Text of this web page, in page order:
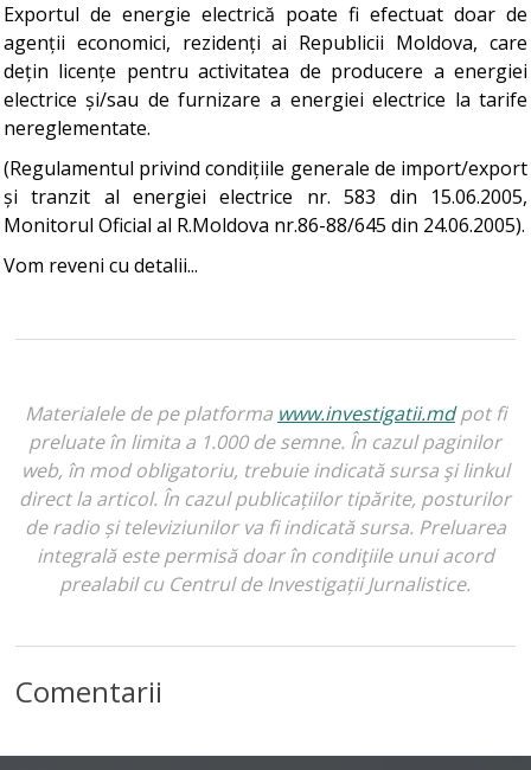
Exportul de energie electrică poate fi efectuat doar de
agenții economici, rezidenți ai Republicii Moldova, care
dețin licențe pentru activitatea de producere a energiei
electrice și/sau de furnizare a energiei electrice la tarife
nereglementate.
(Regulamentul privind condițiile generale de import/export
și tranzit al energiei electrice nr. 583 din 15.06.2005,
Monitorul Oficial al R.Moldova nr.86-88/645 din 24.06.2005).
Vom reveni cu detalii...
Materialele de pe platforma www.investigatii.mdpot fi
preluate în limita a 1.000 de semne. În cazul paginilor
web, în mod obligatoriu, trebuie indicată sursa şi linkul
direct la articol. În cazul publicațiilor tipărite, posturilor
de radio și televiziunilor va fi indicată sursa. Preluarea
integrală este permisă doar în condiţiile unui acord
prealabil cu Centrul de Investigații Jurnalistice.
Comentarii